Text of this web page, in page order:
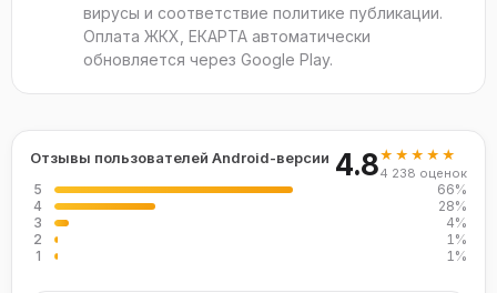
Android-сборка использует встроенный сканер
штрихкодов и QR-кодов через системную камеру —
остатка по ЕКАРТЕ прикладыванием карты к задней
крышке устройства. Push-уведомления оповещают о
приближении сроков оплаты по сохранённым
лицевым счетам и об успешном зачислении. Чек
после операции сохраняется во внутренней истории
вирусы и соответствие политике публикации.
Оплата ЖКХ, ЕКАРТА автоматически
обновляется через Google Play.
Отзывы пользователей Android-версии 4.8★★★★★
4 238 оценок
5
66%
4
28%
3
4%
2
1%
1
1%